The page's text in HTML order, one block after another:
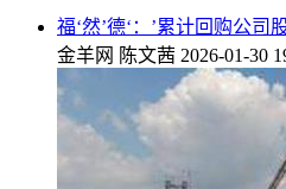
福‘然’德‘：’累计回购公司
金羊网 陈文茜 2026-01-30